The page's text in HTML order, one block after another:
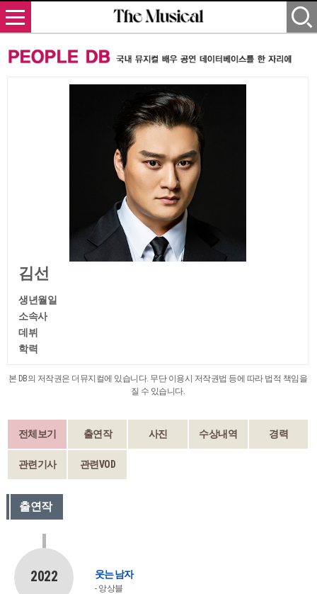
김선
생년월일
소속사
데뷔
학력
본 DB의 저작권은 더뮤지컬에 있습니다. 무단 이용시 저작권법 등에 따라 법적 책임을
질 수 있습니다.
전체보기 출연작 사진 수상내역 경력
관련기사 관련VOD
출연작
2022 웃는 남자
앙상블